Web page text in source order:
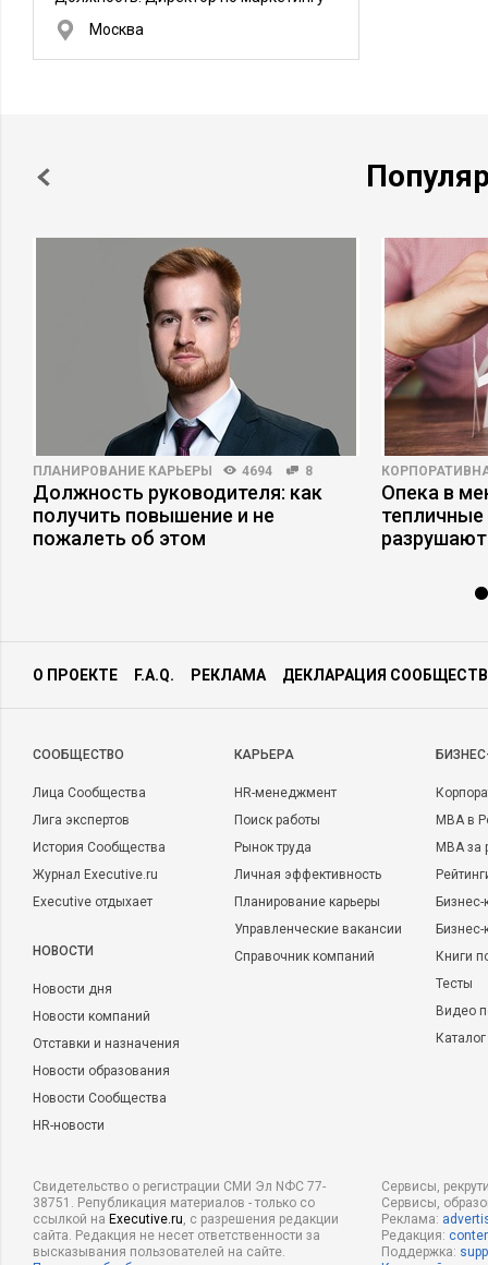
Москва
ПЛАНИРОВАНИЕ КАРЬЕРЫ 4694 8
Должность руководителя: как
получить повышение и не
пожалеть об этом
Опека в
О ПРОЕКТЕ F.A.Q. РЕКЛАМА ДЕКЛАРАЦИЯ
CООБЩЕСТВО
Лица Сообщества
Лига экспертов
История Сообщества
Журнал Executive.ru
Executive отдыхает
НОВОСТИ
Новости дня
Новости компаний
Отставки и назначения
Новости образования
Новости Сообщества
HR-новости
КАРЬЕРА
HR-менеджмент
Поиск работы
Рынок труда
Личная эффективность
Планирование карьеры
Управленческие вакансии
Справочник компаний
MBA в
MBA
Бизнес-
Книги
Тесты
Видео
Свидетельство о регистрации СМИ Эл NФС 77-
38751. Републикация материалов - только со
ссылкой на Executive.ru, с разрешения редакции
сайта. Редакция не несет ответственности за
высказывания пользователей на сайте.
Сервисы,
Сервисы,
Реклама:
Редакция:
Поддержка: